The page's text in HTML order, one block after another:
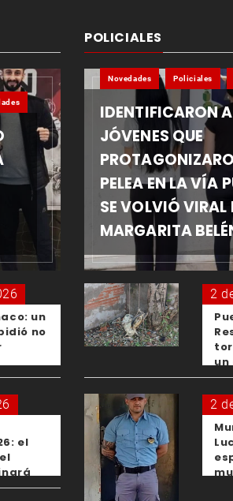
un
no
el
POLICIALES
Novedades Policiales
IDENTIFICARON
JÓVENES QUE
PELEA EN LA VÍA
SE VOLVIÓ VIRAL
MARGARITA
2
2